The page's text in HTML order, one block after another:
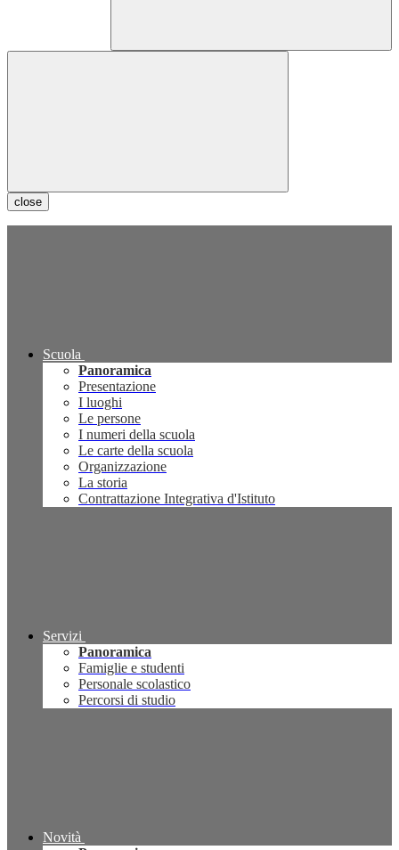
close
Scuola
Panoramica
Presentazione
I luoghi
Le persone
I numeri della scuola
Le carte della scuola
Organizzazione
La storia
Contrattazione Integrativa d'Istituto
Servizi
Panoramica
Famiglie e studenti
Personale scolastico
Percorsi di studio
Novità